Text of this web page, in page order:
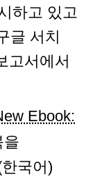
하고 있고
글 서치
고서에서
Ebook:
을
국어)